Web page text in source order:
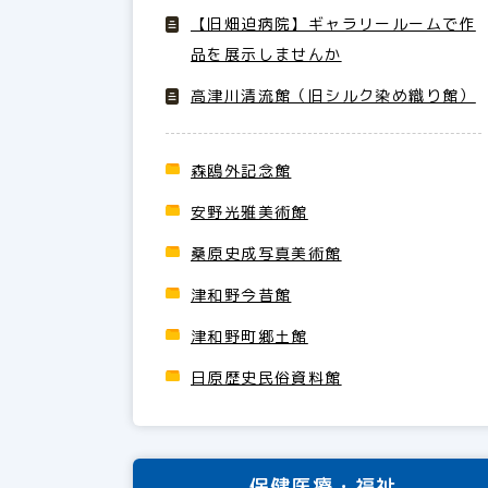
【旧畑迫病院】ギャラリールームで作
品を展示しませんか
高津川清流館（旧シルク染め織り館）
森鴎外記念館
安野光雅美術館
桑原史成写真美術館
津和野今昔館
津和野町郷土館
日原歴史民俗資料館